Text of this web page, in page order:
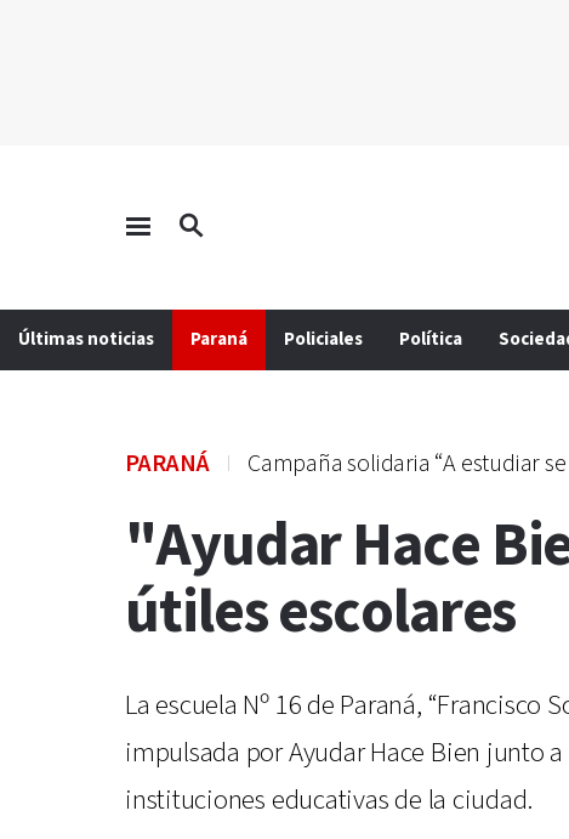
Últimas noticias Paraná Policiales Política
PARANÁ Campaña solidaria “A estudiar
"Ayudar Hace
útiles escolares
La escuela Nº 16 de Paraná, “Francisco
impulsada por Ayudar Hace Bien junto
instituciones educativas de la ciudad.